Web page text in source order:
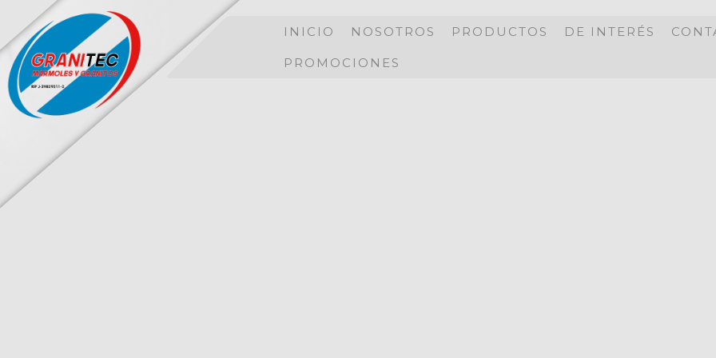
INICIO NOSOTROS PRODUCTOS DE INTERÉS
PROMOCIONES